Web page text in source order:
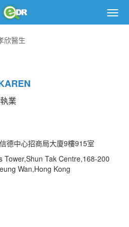
欣醫生
業
德中心招商局大廈9樓915室
Tower,Shun Tak Centre,168-200
Wan,Hong Kong